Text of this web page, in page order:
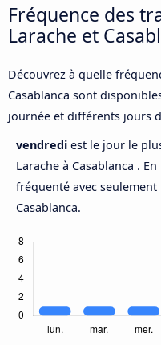
Fréquence des
Larache et
Découvrez à quelle
Casablanca sont
journée et différents jours
vendredi est le jour le
Larache à Casablanca .
fréquenté avec
Casablanca.